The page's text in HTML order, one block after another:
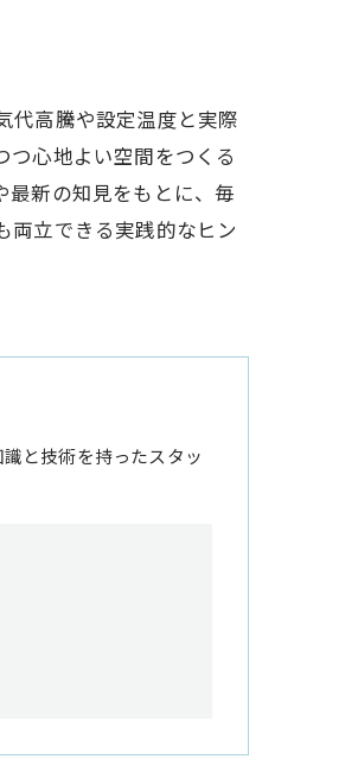
代高騰や設定温度と実際
心地よい空間をつくる
最新の知見をもとに、毎
両立できる実践的なヒン
と技術を持ったスタッ